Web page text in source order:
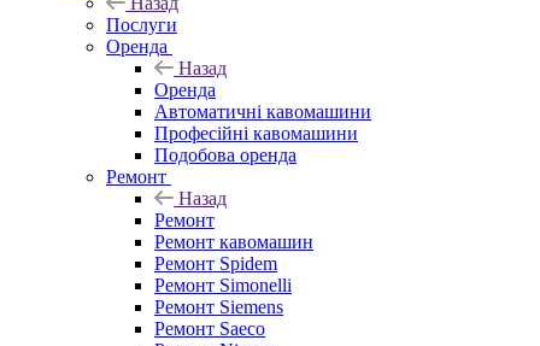
Послуги
Оренда
Назад
Оренда
Автоматичні кавомашини
Професійні кавомашини
Подобова оренда
Ремонт
Назад
Ремонт
Ремонт кавомашин
Ремонт Spidem
Ремонт Simonelli
Ремонт Siemens
Ремонт Saeco